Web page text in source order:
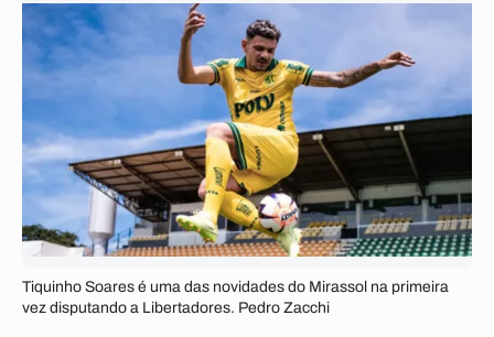
Tiquinho Soares é uma das novidades do Mirassol na primeira
vez disputando a Libertadores. Pedro Zacchi